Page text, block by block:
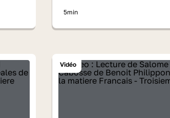
5min
Vidéo